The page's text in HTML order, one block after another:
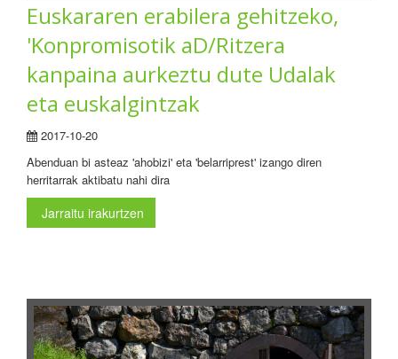
Euskararen erabilera gehitzeko,
'Konpromisotik aD/Ritzera
kanpaina aurkeztu dute Udalak
eta euskalgintzak
2017-10-20
Abenduan bi asteaz 'ahobizi' eta 'belarriprest' izango diren
herritarrak aktibatu nahi dira
Jarraitu irakurtzen